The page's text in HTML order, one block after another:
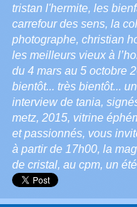
tristan l'hermite, les
carrefour des sens, la
photographe, christian
les meilleurs vieux à
du 4 mars au 5 octobre
bientôt... très bientôt...
interview de tania,
metz, 2015, vitrine
et passionnés, vous
à partir de 17h00, la
de cristal, au cpm, un